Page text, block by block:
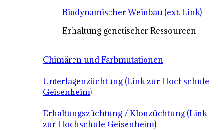
Biodynamischer Weinbau (ext. Link)
Erhaltung genetischer Ressourcen
Chimären und Farbmutationen
Unterlagenzüchtung (Link zur Hochschule
Geisenheim)
Erhaltungszüchtung / Klonzüchtung (Link
zur Hochschule Geisenheim)